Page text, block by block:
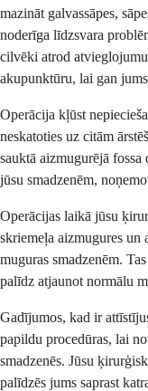
mazināt galvassāpes,
noderīga līdzsvara
cilvēki atrod
akupunktūru, lai gan
Operācija kļūst
neskatoties uz citām
sauktā aizmugurējā
jūsu smadzenēm,
Operācijas laikā jūsu
skriemeļa aizmugures un
muguras smadzenēm.
palīdz atjaunot normālu
Gadījumos, kad ir
papildu procedūras, lai
smadzenēs. Jūsu
palīdzēs jums saprast